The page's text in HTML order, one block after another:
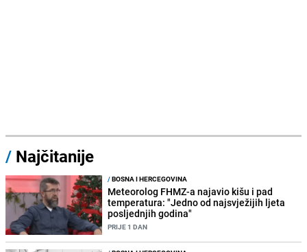
/ Najčitanije
/BOSNA I HERCEGOVINA
Meteorolog FHMZ-a najavio kišu i pad
temperatura: "Jedno od najsvježijih ljeta
posljednjih godina"
PRIJE 1 DAN